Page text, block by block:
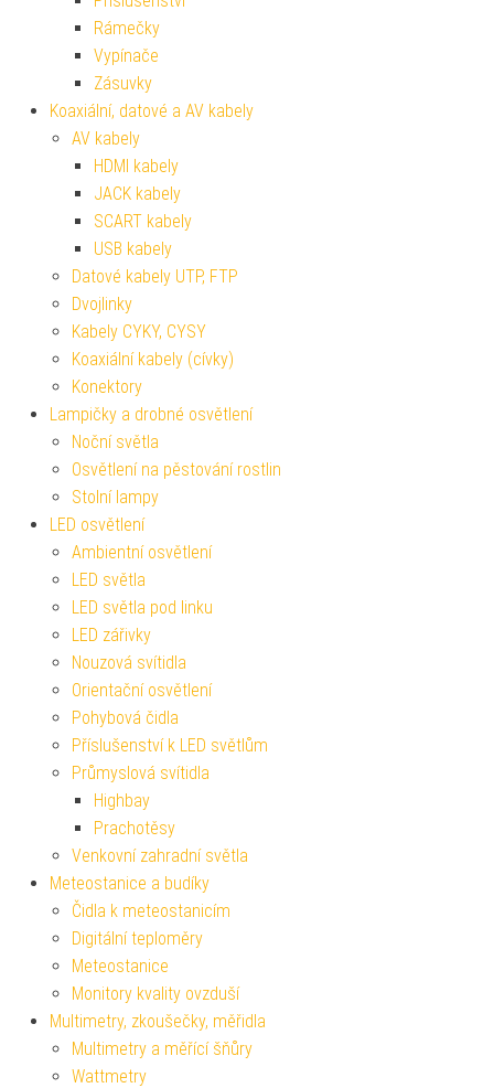
Rámečky
Vypínače
Zásuvky
Koaxiální, datové a AV kabely
AV kabely
HDMI kabely
JACK kabely
SCART kabely
USB kabely
Datové kabely UTP, FTP
Dvojlinky
Kabely CYKY, CYSY
Koaxiální kabely (cívky)
Konektory
Lampičky a drobné osvětlení
Noční světla
Osvětlení na pěstování rostlin
Stolní lampy
LED osvětlení
Ambientní osvětlení
LED světla
LED světla pod linku
LED zářivky
Nouzová svítidla
Orientační osvětlení
Pohybová čidla
Příslušenství k LED světlům
Průmyslová svítidla
Highbay
Prachotěsy
Venkovní zahradní světla
Meteostanice a budíky
Čidla k meteostanicím
Digitální teploměry
Meteostanice
Monitory kvality ovzduší
Multimetry, zkoušečky, měřidla
Multimetry a měřící šňůry
Wattmetry